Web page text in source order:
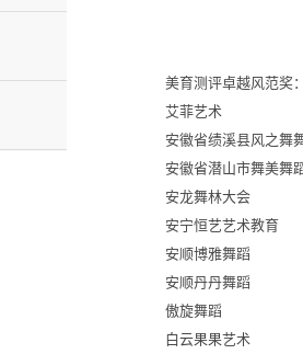
美育测评卓越风范奖
艾菲艺术
安徽省绩溪县风之舞
安徽省潜山市舞美舞
安龙舞林大会
安宁恒艺艺术教育
安顺博雅舞蹈
安顺丹丹舞蹈
傲旋舞蹈
白云果果艺术